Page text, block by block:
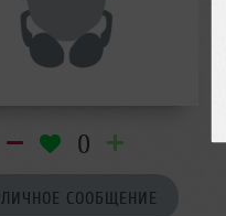
0
ЛИЧНОЕ СООБЩЕНИЕ